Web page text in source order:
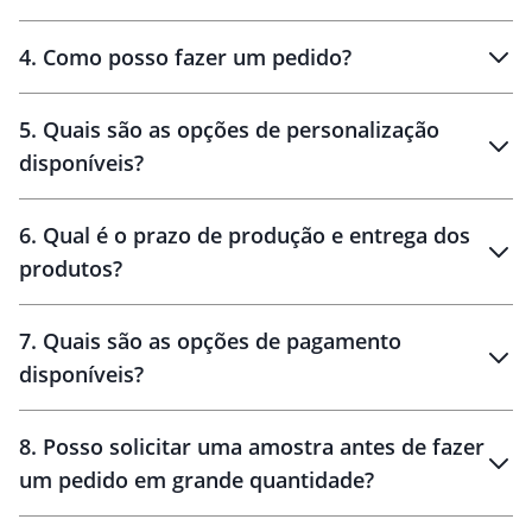
personalizados
brinde
personalização
4. Como posso fazer um pedido?
amostra virtual
5. Quais são as opções de personalização
disponíveis?
6. Qual é o prazo de produção e entrega dos
produtos?
10 dias
brinde
48 horas
7. Quais são as opções de pagamento
disponíveis?
8. Posso solicitar uma amostra antes de fazer
um pedido em grande quantidade?